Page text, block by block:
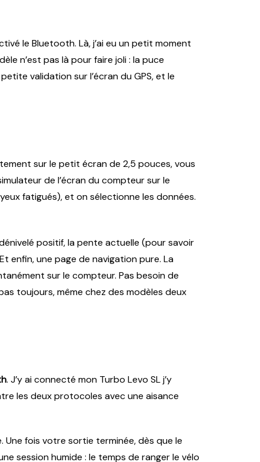
le Bluetooth. Là, j’ai eu un petit moment
n’est pas là pour faire joli : la puce
validation sur l’écran du GPS, et le
sur le petit écran de 2,5 pouces, vous
de l’écran du compteur sur le
fatigués), et on sélectionne les données.
positif, la pente actuelle (pour savoir
enfin, une page de navigation pure. La
sur le compteur. Pas besoin de
toujours, même chez des modèles deux
. J’y ai connecté mon Turbo Levo SL j’y
les deux protocoles avec une aisance
fois votre sortie terminée, dès que le
session humide : le temps de ranger le vélo